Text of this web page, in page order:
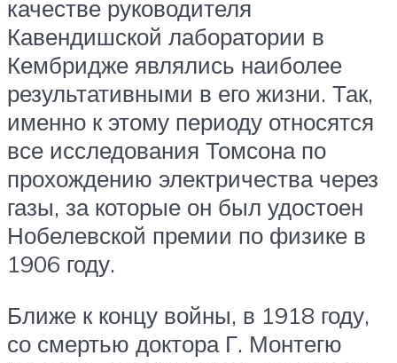
качестве руководителя
Кавендишской лаборатории в
Кембридже являлись наиболее
результативными в его жизни. Так,
именно к этому периоду относятся
все исследования Томсона по
прохождению электричества через
газы, за которые он был удостоен
Нобелевской премии по физике в
1906 году.
Ближе к концу войны, в 1918 году,
со смертью доктора Г. Монтегю